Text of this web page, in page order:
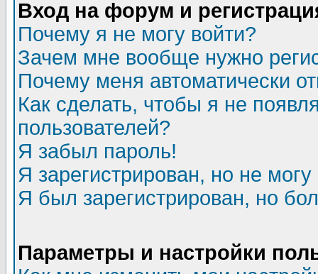
Вход на форум и
Почему я не могу войти?
Зачем мне вообще нужно
Почему меня автоматически
Как сделать, чтобы я не
пользователей?
Я забыл пароль!
Я зарегистрирован, но не могу
Я был зарегистрирован, но
Параметры и настройки